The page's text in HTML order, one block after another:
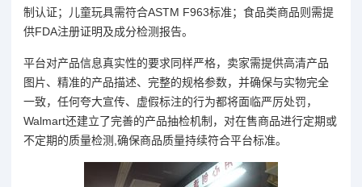
制认证；儿童玩具需符合ASTM F963标准；食品类商品则需提
供FDA注册证明及成分检测报告。
平台对产品信息真实性的要求同样严格，卖家需提供高清产品
图片、精准的产品描述、完整的规格参数，并确保与实物完全
一致，任何夸大宣传、虚假标注的行为都将面临严厉处罚，
Walmart还建立了完善的产品抽检机制，对在售商品进行定期或
不定期的质量检测,确保商品质量持续符合平台标准。